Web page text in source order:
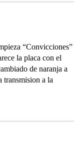
“Convicciones”
la placa con el
de naranja a
transmision a la